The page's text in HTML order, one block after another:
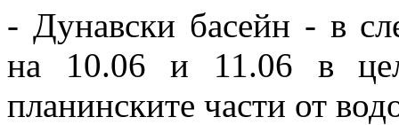
- Дунавски басейн - в
на 10.06 и 11.06 в
планинските части от